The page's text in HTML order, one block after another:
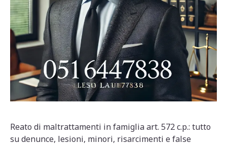
Reato di maltrattamenti in famiglia art. 572 c.p.: tutto
su denunce, lesioni, minori, risarcimenti e false